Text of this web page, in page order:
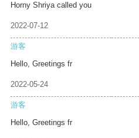
Horny Shriya called you
2022-07-12
游客
Hello, Greetings fr
2022-05-24
游客
Hello, Greetings fr